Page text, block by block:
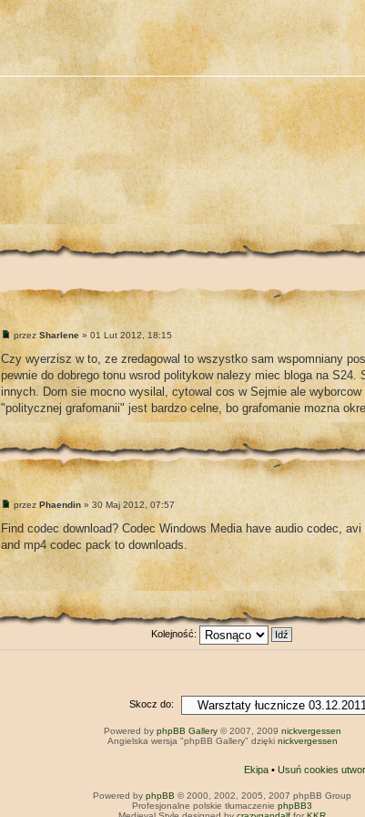
przezSharlene » 01 Lut 2012, 18:15
Czy wyerzisz w to, ze zredagowal to wszystko sam wspomniany
pewnie do dobrego tonu wsrod politykow nalezy miec bloga na
innych. Dorn sie mocno wysilal, cytowal cos w Sejmie ale
"politycznej grafomanii" jest bardzo celne, bo grafomanie mozna
przezPhaendin » 30 Maj 2012, 07:57
Find codec download? Codec Windows Media have audio codec,
and mp4 codec pack to downloads.
Kolejność:
Skocz do:
Powered by phpBB Gallery© 2007, 2009 nickvergessen
Angielska wersja "phpBB Gallery" dzięki nickvergessen
Ekipa• Usuń cookies
Powered by phpBB © 2000, 2002, 2005, 2007 phpBB Group
Profesjonalne polskie tłumaczenie phpBB3